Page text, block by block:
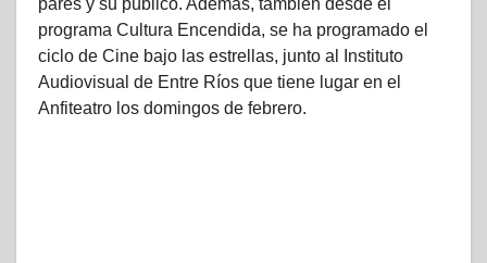
pares y su público. Además, también desde el
programa Cultura Encendida, se ha programado el
ciclo de Cine bajo las estrellas, junto al Instituto
Audiovisual de Entre Ríos que tiene lugar en el
Anfiteatro los domingos de febrero.